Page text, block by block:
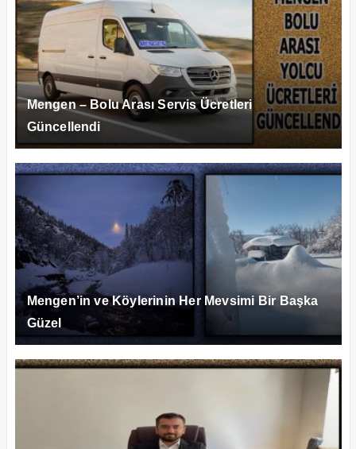
Mengen – Bolu Arası Servis Ücretleri
Güncellendi
Mengen’in ve Köylerinin Her Mevsimi Bir Başka
Güzel